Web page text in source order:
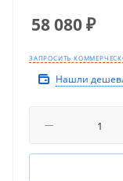
58 080₽
ЗАПРОСИТЬ
Нашли